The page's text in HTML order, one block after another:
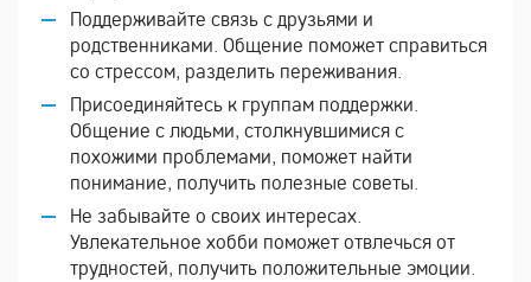
Поддерживайте связь с друзьями и
родственниками. Общение поможет справиться
со стрессом, разделить переживания.
Присоединяйтесь к группам поддержки.
Общение с людьми, столкнувшимися с
похожими проблемами, поможет найти
понимание, получить полезные советы.
Не забывайте о своих интересах.
Увлекательное хобби поможет отвлечься от
трудностей, получить положительные эмоции.